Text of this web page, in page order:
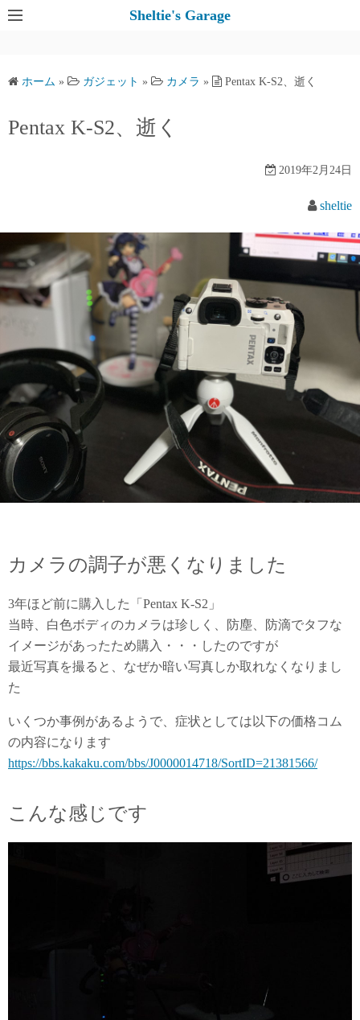
コ
ス
Sheltie's Garage
ホーム » ガジェット » カメラ » Pentax K-S2、逝く
Pentax K-S2、逝く
2019年2月24日
sheltie
カメラの調子が悪くなりました
3年ほど前に購入した「Pentax K-S2」
当時、白色ボディのカメラは珍しく、防塵、防滴でタフな
イメージがあったため購入・・・したのですが
最近写真を撮ると、なぜか暗い写真しか取れなくなりまし
た
いくつか事例があるようで、症状としては以下の価格コム
の内容になります
https://bbs.kakaku.com/bbs/J0000014718/SortID=21381566/
こんな感じです